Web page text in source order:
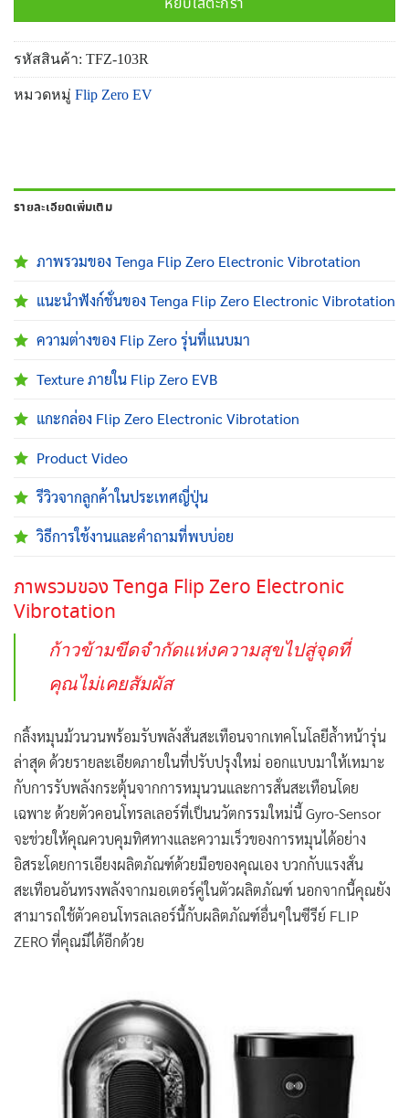
หยิบใส่ตะกร้า
รหัสสินค้า: TFZ-103R
หมวดหมู่ Flip Zero EV
รายละเอียดเพิ่มเติม
ภาพรวมของ Tenga Flip Zero Electronic Vibrotation
แนะนำฟังก์ชั่นของ Tenga Flip Zero Electronic Vibrotation
ความต่างของ Flip Zero รุ่นที่แนบมา
Texture ภายใน Flip Zero EVB
แกะกล่อง Flip Zero Electronic Vibrotation
Product Video
รีวิวจากลูกค้าในประเทศญี่ปุ่น
วิธีการใช้งานและคำถามที่พบบ่อย
ภาพรวมของ Tenga Flip Zero Electronic
Vibrotation
ก้าวข้ามขีดจำกัดแห่งความสุขไปสู่จุดที่
คุณไม่เคยสัมผัส
กลิ้งหมุนม้วนวนพร้อมรับพลังสั่นสะเทือนจากเทคโนโลยีล้ำหน้ารุ่น
ล่าสุด ด้วยรายละเอียดภายในที่ปรับปรุงใหม่ ออกแบบมาให้เหมาะ
กับการรับพลังกระตุ้นจากการหมุนวนและการสั่นสะเทือนโดย
เฉพาะ ด้วยตัวคอนโทรลเลอร์ที่เป็นนวัตกรรมใหม่นี้ Gyro-Sensor
จะช่วยให้คุณควบคุมทิศทางและความเร็วของการหมุนได้อย่าง
อิสระโดยการเอียงผลิตภัณฑ์ด้วยมือของคุณเอง บวกกับแรงสั่น
สะเทือนอันทรงพลังจากมอเตอร์คู่ในตัวผลิตภัณฑ์ นอกจากนี้คุณยัง
สามารถใช้ตัวคอนโทรลเลอร์นี้กับผลิตภัณฑ์อื่นๆในซีรีย์ FLIP
ZERO ที่คุณมีได้อีกด้วย